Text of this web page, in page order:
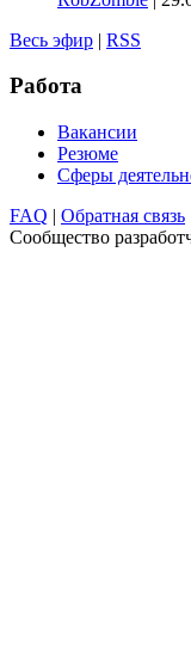
Весь эфир | RSS
Работа
Вакансии
Резюме
Сферы
FAQ | Обратная связь
Сообщество